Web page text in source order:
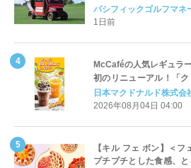
Cart（エアコンカート
パシフィックゴルフマネ
1日前
McCaféの人気レギュラ
初のリニューアル！「
ッペ」「マンゴースム
開始
日本マクドナルド株式会
2026年08月04日 04:00
【キル フェ ボン】＜
プチプチとした食感、